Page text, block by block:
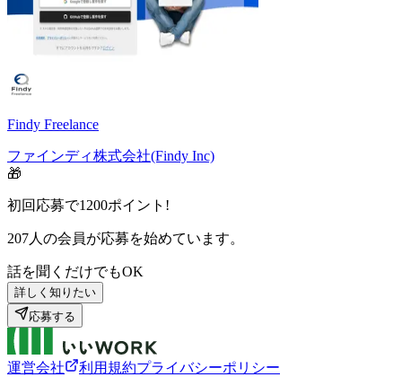
Findy Freelance
ファインディ株式会社(Findy Inc)
🎁
初回応募で1200ポイント!
207人の会員が応募を始めています。
話を聞くだけでもOK
詳しく知りたい
応募する
運営会社 利用規約プライバシーポリシー